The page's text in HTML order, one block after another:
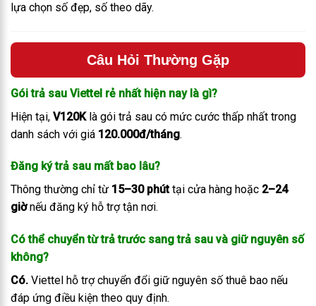
lựa chọn số đẹp, số theo dãy.
Câu Hỏi Thường Gặp
Gói trả sau Viettel rẻ nhất hiện nay là gì?
Hiện tại, V120Klà gói trả sau có mức cước thấp nhất trong
danh sách với giá 120.000đ/tháng.
Đăng ký trả sau mất bao lâu?
Thông thường chỉ từ 15–30 phúttại cửa hàng hoặc 2–24
giờnếu đăng ký hỗ trợ tận nơi.
Có thể chuyển từ trả trước sang trả sau và giữ nguyên số
không?
Có. Viettel hỗ trợ chuyển đổi giữ nguyên số thuê bao nếu
đáp ứng điều kiện theo quy định.